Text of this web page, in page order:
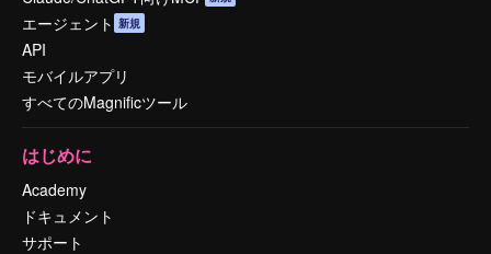
エージェント 新規
API
モバイルアプリ
すべてのMagnificツール
はじめに
Academy
ドキュメント
サポート